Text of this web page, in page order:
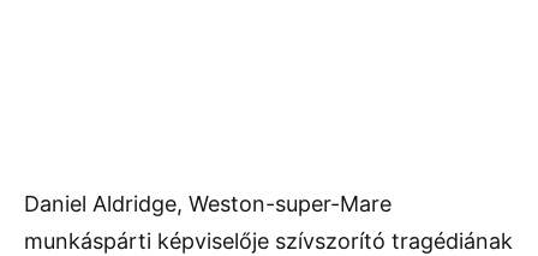
Daniel Aldridge, Weston-super-Mare
munkáspárti képviselője szívszorító tragédiának